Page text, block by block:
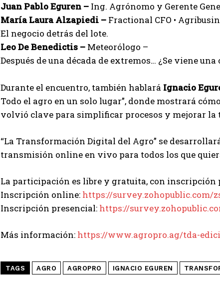
Juan Pablo Eguren – Ing. Agrónomo y Gerente
María Laura Alzapiedi – Fractional CFO •
El negocio detrás del lote.
Leo De Benedictis – Meteorólogo –
Después de una década de extremos… ¿Se viene
Durante el encuentro, también hablará Ignacio
Todo el agro en un solo lugar”, donde mostrará
volvió clave para simplificar procesos y mejorar la
“La Transformación Digital del Agro” se
transmisión online en vivo para todos los que
La participación es libre y gratuita, con inscripción
Inscripción online: https://survey.zohopublic.com/
Inscripción presencial: https://
Más información: https://www.agropro.ag/tda-
TAGS AGRO AGROPRO IGNACIO EGUREN